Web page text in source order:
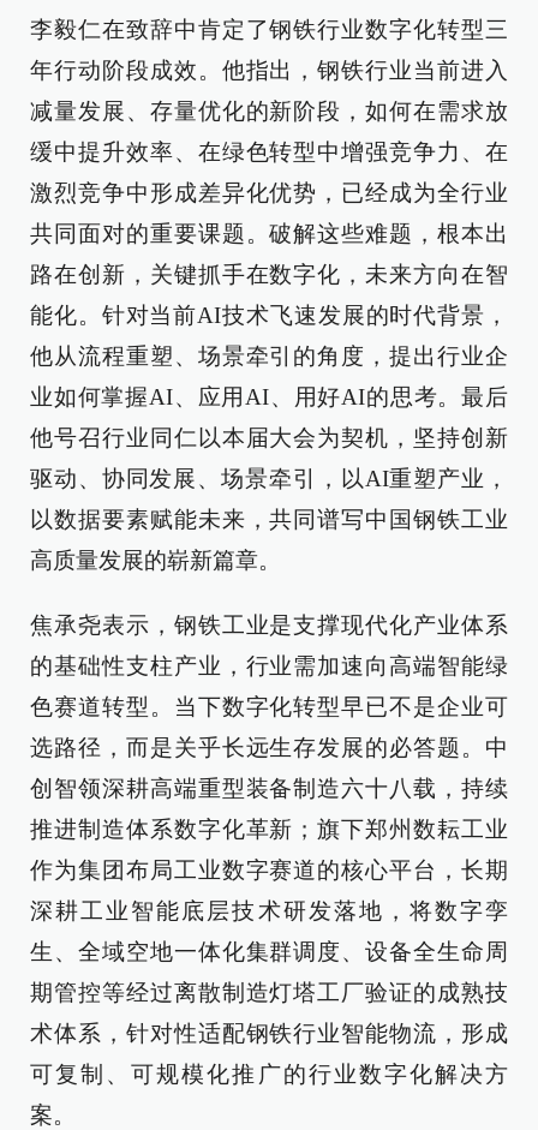
李毅仁在致辞中肯定了钢铁行业数字化转型三
年行动阶段成效。他指出，钢铁行业当前进入
减量发展、存量优化的新阶段，如何在需求放
缓中提升效率、在绿色转型中增强竞争力、在
激烈竞争中形成差异化优势，已经成为全行业
共同面对的重要课题。破解这些难题，根本出
路在创新，关键抓手在数字化，未来方向在智
能化。针对当前AI技术飞速发展的时代背景，
他从流程重塑、场景牵引的角度，提出行业企
业如何掌握AI、应用AI、用好AI的思考。最后
他号召行业同仁以本届大会为契机，坚持创新
驱动、协同发展、场景牵引，以AI重塑产业，
以数据要素赋能未来，共同谱写中国钢铁工业
高质量发展的崭新篇章。
焦承尧表示，钢铁工业是支撑现代化产业体系
的基础性支柱产业，行业需加速向高端智能绿
色赛道转型。当下数字化转型早已不是企业可
选路径，而是关乎长远生存发展的必答题。中
创智领深耕高端重型装备制造六十八载，持续
推进制造体系数字化革新；旗下郑州数耘工业
作为集团布局工业数字赛道的核心平台，长期
深耕工业智能底层技术研发落地，将数字孪
生、全域空地一体化集群调度、设备全生命周
期管控等经过离散制造灯塔工厂验证的成熟技
术体系，针对性适配钢铁行业智能物流，形成
可复制、可规模化推广的行业数字化解决方
案。